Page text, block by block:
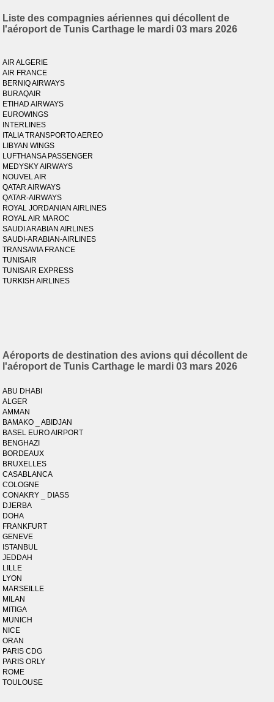
Liste des compagnies aériennes qui décollent de
l'aéroport de Tunis Carthage le mardi 03 mars 2026
AIR ALGERIE
AIR FRANCE
BERNIQ AIRWAYS
BURAQAIR
ETIHAD AIRWAYS
EUROWINGS
INTERLINES
ITALIA TRANSPORTO AEREO
LIBYAN WINGS
LUFTHANSA PASSENGER
MEDYSKY AIRWAYS
NOUVEL AIR
QATAR AIRWAYS
QATAR-AIRWAYS
ROYAL JORDANIAN AIRLINES
ROYAL AIR MAROC
SAUDI ARABIAN AIRLINES
SAUDI-ARABIAN-AIRLINES
TRANSAVIA FRANCE
TUNISAIR
TUNISAIR EXPRESS
TURKISH AIRLINES
Aéroports de destination des avions qui décollent de
l'aéroport de Tunis Carthage le mardi 03 mars 2026
ABU DHABI
ALGER
AMMAN
BAMAKO _ ABIDJAN
BASEL EURO AIRPORT
BENGHAZI
BORDEAUX
BRUXELLES
CASABLANCA
COLOGNE
CONAKRY _ DIASS
DJERBA
DOHA
FRANKFURT
GENEVE
ISTANBUL
JEDDAH
LILLE
LYON
MARSEILLE
MILAN
MITIGA
MUNICH
NICE
ORAN
PARIS CDG
PARIS ORLY
ROME
TOULOUSE